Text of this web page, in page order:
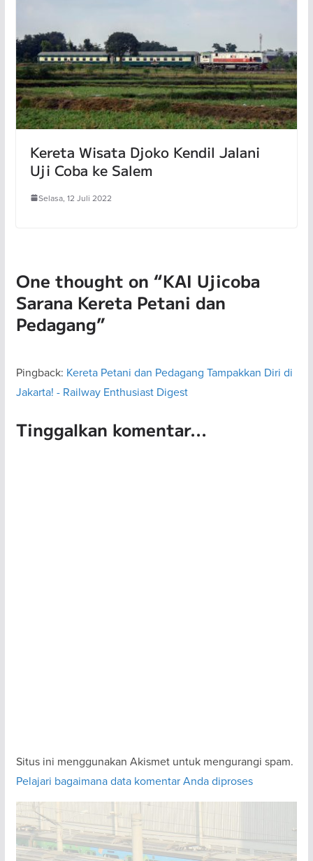
Kereta Wisata Djoko Kendil Jalani
Uji Coba ke Salem
Selasa, 12 Juli 2022
One thought on “KAI Ujicoba
Sarana Kereta Petani dan
Pedagang”
Pingback: Kereta Petani dan Pedagang Tampakkan Diri di
Jakarta! - Railway Enthusiast Digest
Tinggalkan komentar...
Situs ini menggunakan Akismet untuk mengurangi spam.
Pelajari bagaimana data komentar Anda diproses